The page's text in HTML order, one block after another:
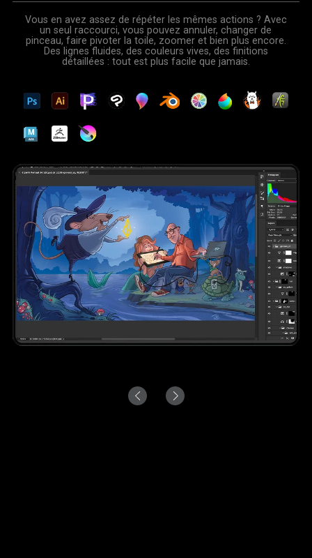
Annulez, changez d'outil, ajustez les calques et exportez
en un seul geste. Réglez l'exposition, le contraste, la
saturation, la température des couleurs et la netteté pour
obtenir des résultats professionnels.